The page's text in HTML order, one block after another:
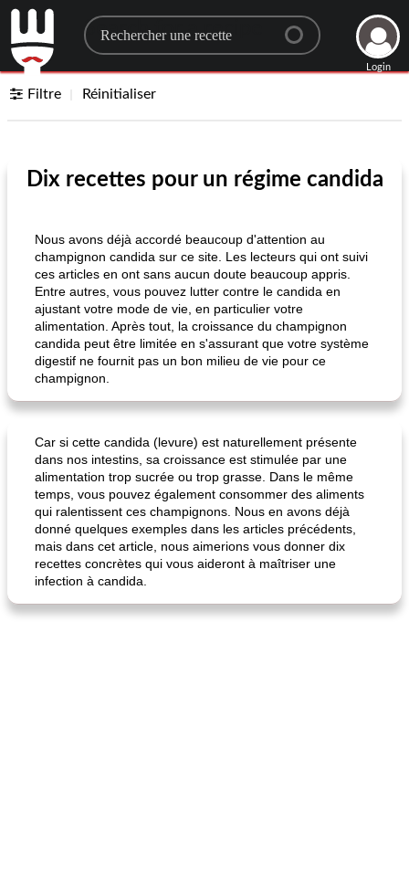
Search for a recipe
Login
Filtre Réinitialiser
Dix recettes pour un régime candida
Nous avons déjà accordé beaucoup d'attention au
champignon candida sur ce site. Les lecteurs qui ont suivi
ces articles en ont sans aucun doute beaucoup appris.
Entre autres, vous pouvez lutter contre le candida en
ajustant votre mode de vie, en particulier votre
alimentation. Après tout, la croissance du champignon
candida peut être limitée en s'assurant que votre système
digestif ne fournit pas un bon milieu de vie pour ce
champignon.
Car si cette candida (levure) est naturellement présente
dans nos intestins, sa croissance est stimulée par une
alimentation trop sucrée ou trop grasse. Dans le même
temps, vous pouvez également consommer des aliments
qui ralentissent ces champignons. Nous en avons déjà
donné quelques exemples dans les articles précédents,
mais dans cet article, nous aimerions vous donner dix
recettes concrètes qui vous aideront à maîtriser une
infection à candida.